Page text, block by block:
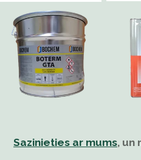
Sazinieties ar mums, un